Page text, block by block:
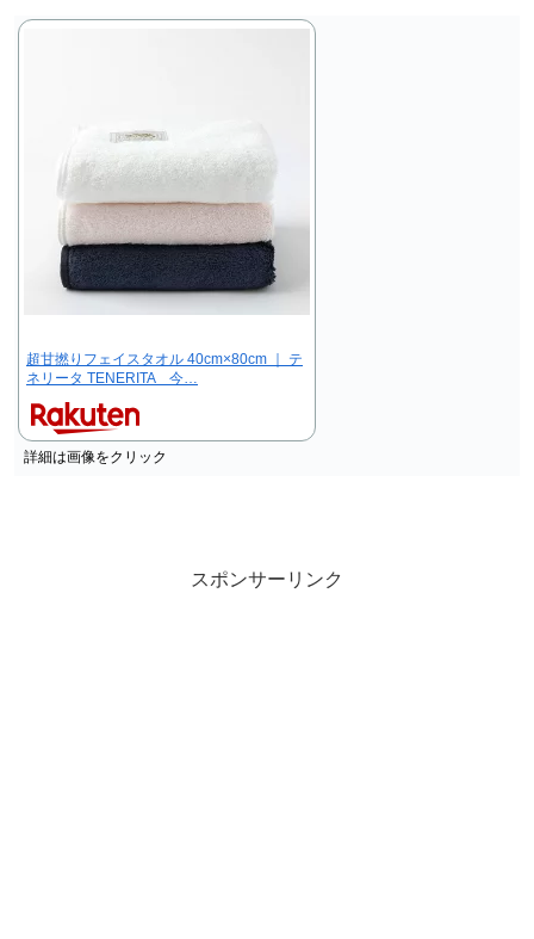
超甘撚りフェイスタオル 40cm×80cm ｜ テ
ネリータ TENERITA 今…
詳細は画像をクリック
スポンサーリンク